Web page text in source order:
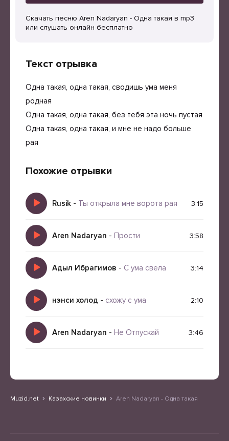
Скачать песню Aren Nadaryan - Одна такая в mp3
или слушать онлайн бесплатно
Текст отрывка
Одна такая, одна такая, сводишь ума меня
родная
Одна такая, одна такая, без тебя эта ночь пустая
Одна такая, одна такая, и мне не надо больше
рая
Похожие отрывки
Rusik - Ты открыла мне ворота рая 3:15
Aren Nadaryan - Прости 3:58
Адыл Ибрагимов - С ума свела 3:14
нэнси холод - схожу с ума 2:10
Aren Nadaryan - Не Отпускай 3:46
Muzid.net Казахские новинки Aren Nadaryan - Одна такая